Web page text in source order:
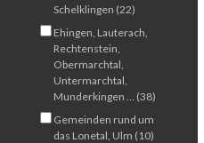
Schelklingen (22)
Ehingen, Lauterach,
Rechtenstein,
Obermarchtal,
Untermarchtal,
Munderkingen … (38)
Gemeinden rund um
das Lonetal, Ulm (10)